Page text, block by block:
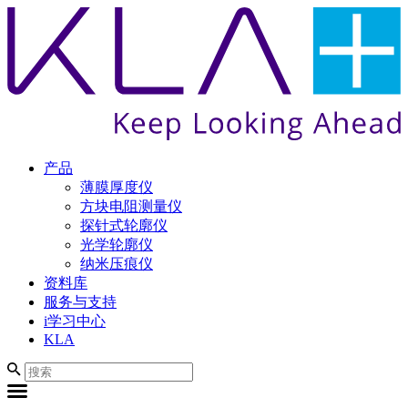
产品
薄膜厚度仪
方块电阻测量仪
探针式轮廓仪
光学轮廓仪
纳米压痕仪
资料库
服务与支持
i学习中心
KLA